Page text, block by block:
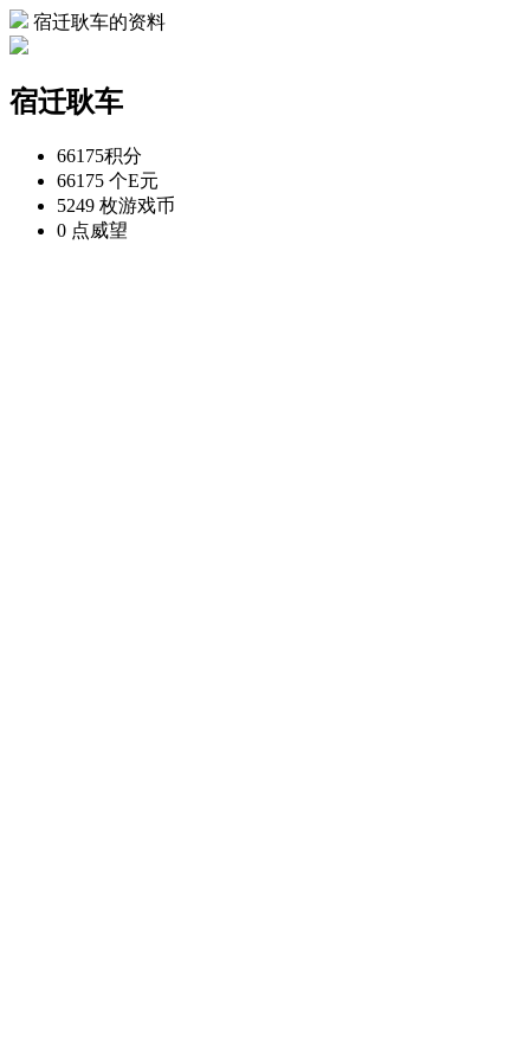
宿迁耿车的资料
宿迁耿车
66175积分
66175 个E元
5249 枚游戏币
0 点威望